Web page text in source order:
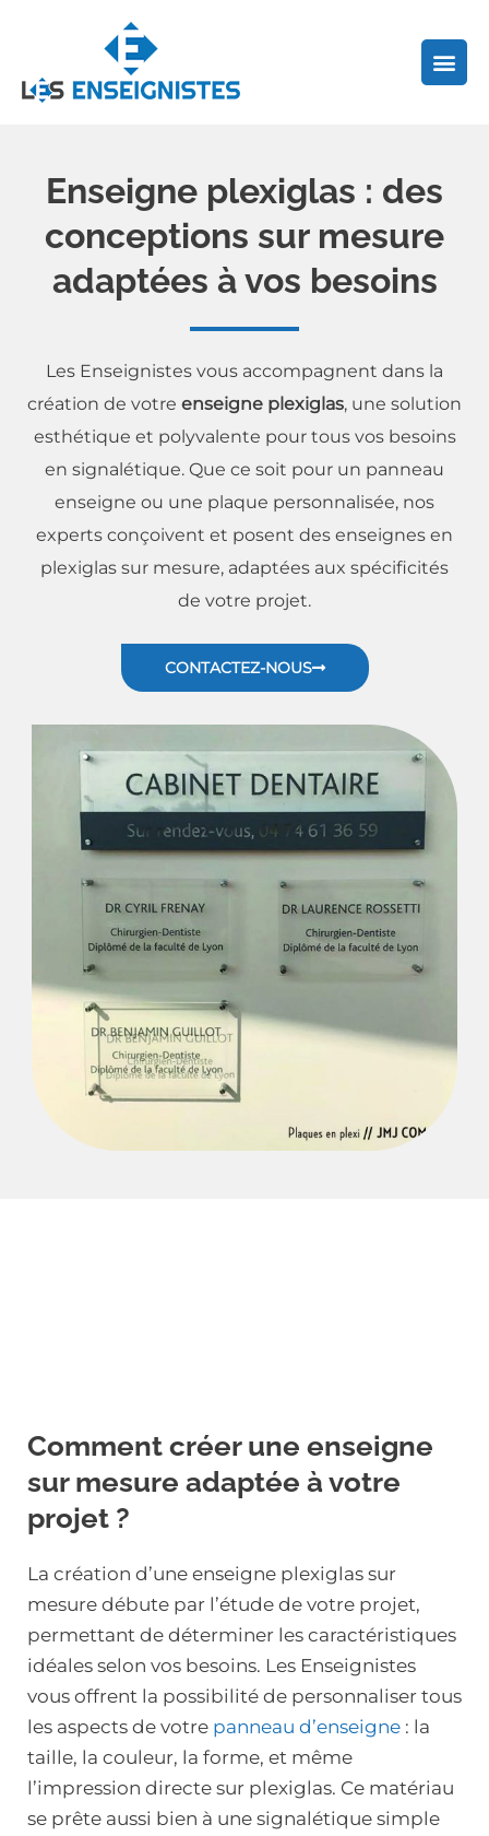
contenu
Enseigne plexiglas : des
conceptions sur mesure
adaptées à vos besoins
Les Enseignistes vous accompagnent dans la
création de votre enseigne plexiglas, une solution
esthétique et polyvalente pour tous vos besoins
en signalétique. Que ce soit pour un panneau
enseigne ou une plaque personnalisée, nos
experts conçoivent et posent des enseignes en
plexiglas sur mesure, adaptées aux spécificités
de votre projet.
CONTACTEZ-NOUS
Comment créer une enseigne
sur mesure adaptée à votre
projet ?
La création d’une enseigne plexiglas sur
mesure débute par l’étude de votre projet,
permettant de déterminer les caractéristiques
idéales selon vos besoins. Les Enseignistes
vous offrent la possibilité de personnaliser tous
les aspects de votre panneau d’enseigne : la
taille, la couleur, la forme, et même
l’impression directe sur plexiglas. Ce matériau
se prête aussi bien à une signalétique simple